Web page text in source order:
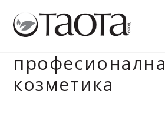
content
професионална
козметика